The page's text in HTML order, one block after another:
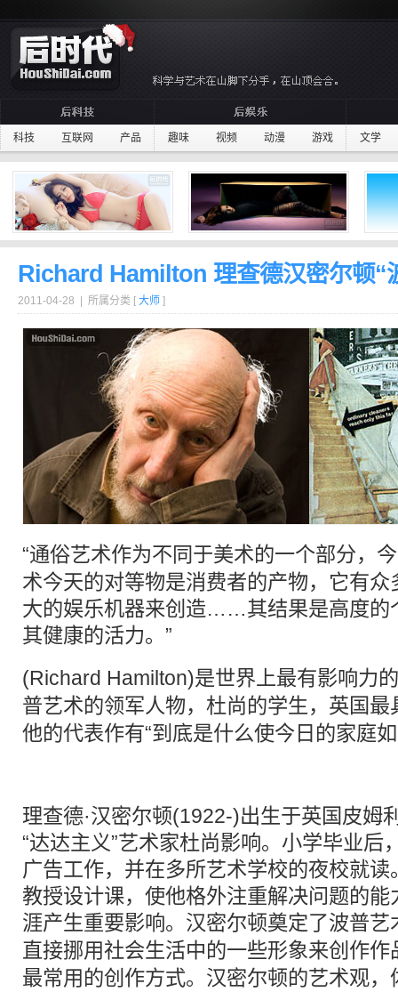
科技 互联网 产品 趣味 视频 动漫 游戏 文学
Richard Hamilton 理查德汉密尔顿“
2011-04-28 | 所属分类 [ 大师 ]
“通俗艺术作为不同于美术的一个部分，
术今天的对等物是消费者的产物，它有
大的娱乐机器来创造……其结果是高度的
其健康的活力。”
(Richard Hamilton)是世界上最有影响力
普艺术的领军人物，杜尚的学生，英国
他的代表作有“到底是什么使今日的家庭
理查德·汉密尔顿(1922-)出生于英国皮姆
“达达主义”艺术家杜尚影响。小学毕业后
广告工作，并在多所艺术学校的夜校就
教授设计课，使他格外注重解决问题的
涯产生重要影响。汉密尔顿奠定了波普艺
直接挪用社会生活中的一些形象来创作作
最常用的创作方式。汉密尔顿的艺术观